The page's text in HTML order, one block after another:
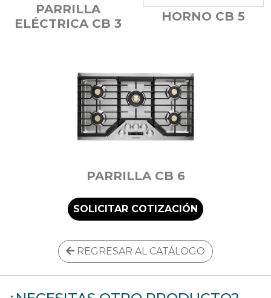
PARRILLA
ELÉCTRICA CB 3
HORNO CB 5
PARRILLA CB 6
SOLICITAR COTIZACIÓN
REGRESAR AL CATÁLOGO